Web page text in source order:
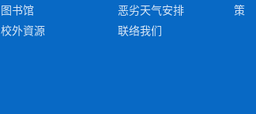
图书馆
恶劣天气安排
校外資源
联络我们
策